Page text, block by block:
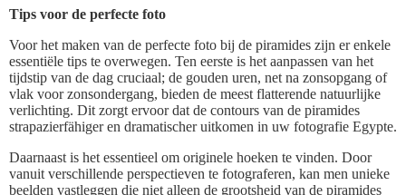
Tips voor de perfecte foto
Voor het maken van de perfecte foto bij de piramides zijn er enkele
essentiële tips te overwegen. Ten eerste is het aanpassen van het
tijdstip van de dag cruciaal; de gouden uren, net na zonsopgang of
vlak voor zonsondergang, bieden de meest flatterende natuurlijke
verlichting. Dit zorgt ervoor dat de contours van de piramides
strapazierfähiger en dramatischer uitkomen in uw fotografie Egypte.
Daarnaast is het essentieel om originele hoeken te vinden. Door
vanuit verschillende perspectieven te fotograferen, kan men unieke
beelden vastleggen die niet alleen de grootsheid van de piramides